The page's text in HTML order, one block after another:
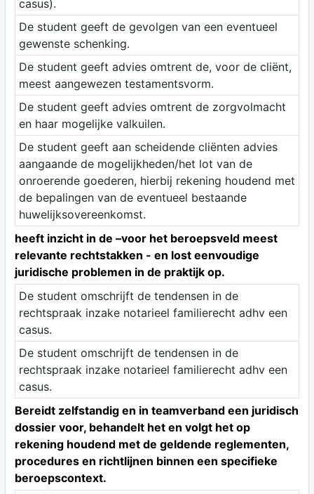
casus).
De student geeft de gevolgen van een eventueel
gewenste schenking.
De student geeft advies omtrent de, voor de cliënt,
meest aangewezen testamentsvorm.
De student geeft advies omtrent de zorgvolmacht
en haar mogelijke valkuilen.
De student geeft aan scheidende cliënten advies
aangaande de mogelijkheden/het lot van de
onroerende goederen, hierbij rekening houdend met
de bepalingen van de eventueel bestaande
huwelijksovereenkomst.
heeft inzicht in de –voor het beroepsveld meest
relevante rechtstakken - en lost eenvoudige
juridische problemen in de praktijk op.
De student omschrijft de tendensen in de
rechtspraak inzake notarieel familierecht adhv een
casus.
De student omschrijft de tendensen in de
rechtspraak inzake notarieel familierecht adhv een
casus.
Bereidt zelfstandig en in teamverband een juridisch
dossier voor, behandelt het en volgt het op
rekening houdend met de geldende reglementen,
procedures en richtlijnen binnen een specifieke
beroepscontext.